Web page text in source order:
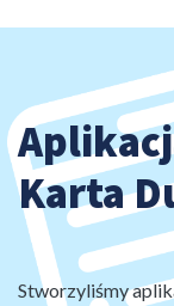
Karta
Stworzyliśmy